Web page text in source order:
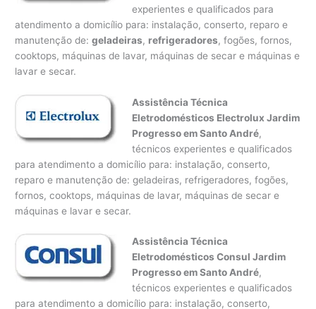
experientes e qualificados para
atendimento a domicílio para: instalação, conserto, reparo e
manutenção de:geladeiras, refrigeradores, fogões, fornos,
cooktops, máquinas de lavar, máquinas de secar e máquinas e
lavar e secar.
Assistência Técnica
Eletrodomésticos Electrolux Jardim
Progresso em Santo André,
técnicos experientes e qualificados
para atendimento a domicílio para: instalação, conserto,
reparo e manutenção de: geladeiras, refrigeradores, fogões,
fornos, cooktops, máquinas de lavar, máquinas de secar e
máquinas e lavar e secar.
Assistência Técnica
Eletrodomésticos Consul Jardim
Progresso em Santo André,
técnicos experientes e qualificados
para atendimento a domicílio para: instalação, conserto,